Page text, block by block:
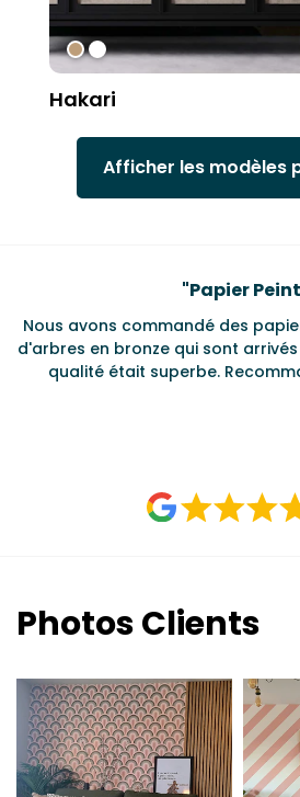
#bd9e7a
#ffffff
Hakari
Afficher les modèles
Testimonials
"Papier Peint
Nous avons commandé des
d'arbres en bronze qui sont
qualité était superbe.
Photos Clients